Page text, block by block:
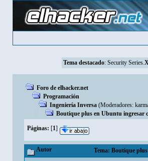
Tema destacado: Security Series.
Foro de elhacker.net
Programación
Ingeniería Inversa (Moderadores:
Boutique plus en Ubuntu ingresar
Páginas: [1]
Autor Tema: Boutique